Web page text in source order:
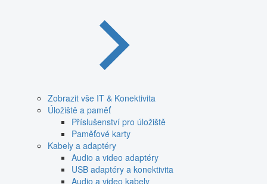
Zobrazit vše IT & Konektivita
Úložiště a paměť
Příslušenství pro úložiště
Paměťové karty
Kabely a adaptéry
Audio a video adaptéry
USB adaptéry a konektivita
Audio a video kabely